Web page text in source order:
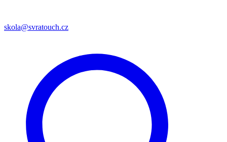
skola@svratouch.cz